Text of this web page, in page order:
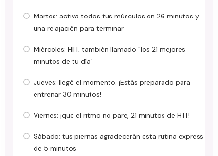
Martes: activa todos tus músculos en 26 minutos y
una relajación para terminar
Miércoles: HIIT, también llamado "los 21 mejores
minutos de tu día"
Jueves: llegó el momento. ¡Estás preparado para
entrenar 30 minutos!
Viernes: ¡que el ritmo no pare, 21 minutos de HIIT!
Sábado: tus piernas agradecerán esta rutina express
de 5 minutos